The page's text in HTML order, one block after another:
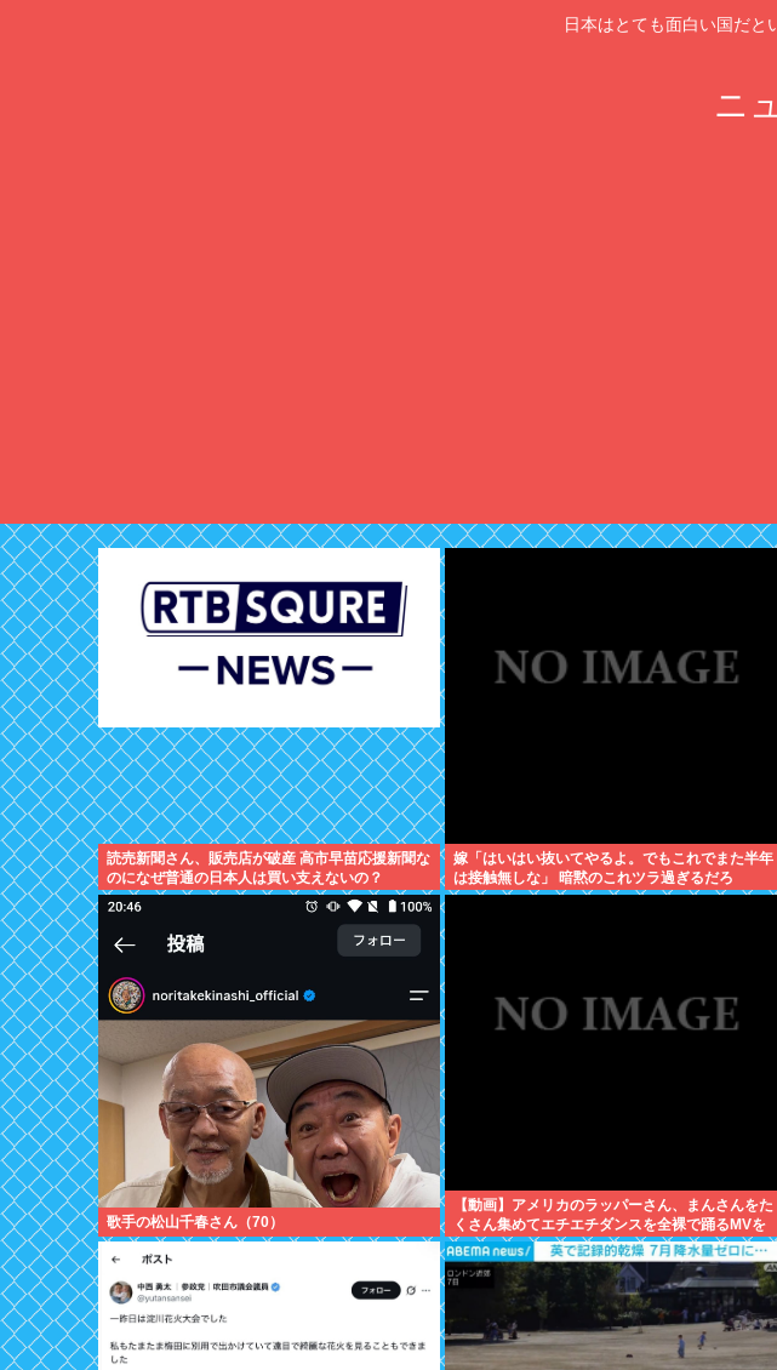
日本はとても面白い国だと
ニ
読売新聞さん、販売店が破産 高市早苗応援新聞な
のになぜ普通の日本人は買い支えないの？
嫁「はいはい抜いてやるよ。でもこれでまた半年
は接触無しな」 暗黙のこれツラ過ぎるだろ
歌手の松山千春さん（70）
【動画】アメリカのラッパーさん、まんさんをた
くさん集めてエチエチダンスを全裸で踊るMVを
撮ってしまう❤